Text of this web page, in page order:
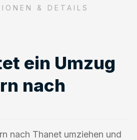
& DETAILS
ein Umzug
nach
nach Thanet umziehen und